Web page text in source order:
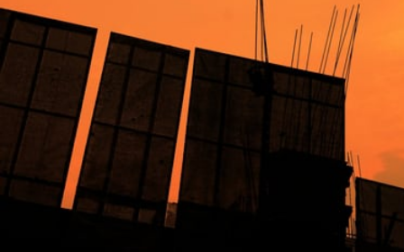
CURVE A SALDARE 90 IN
AISI 304 SP.2 MM – 76,1
MM
14,34
Aggiungi al carrello
CURVE A SALDARE 90 IN